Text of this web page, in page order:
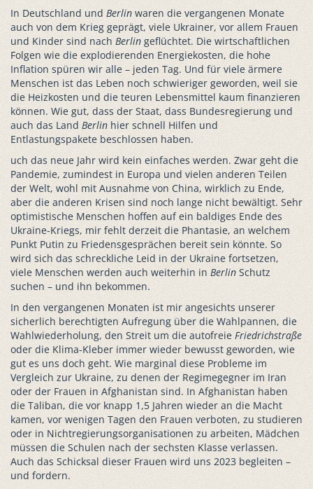
In Deutschland und Berlin waren die vergangenen Monate
auch von dem Krieg geprägt, viele Ukrainer, vor allem Frauen
und Kinder sind nach Berlin geflüchtet. Die wirtschaftlichen
Folgen wie die explodierenden Energiekosten, die hohe
Inflation spüren wir alle – jeden Tag. Und für viele ärmere
Menschen ist das Leben noch schwieriger geworden, weil sie
die Heizkosten und die teuren Lebensmittel kaum finanzieren
können. Wie gut, dass der Staat, dass Bundesregierung und
auch das Land Berlin hier schnell Hilfen und
Entlastungspakete beschlossen haben.
uch das neue Jahr wird kein einfaches werden. Zwar geht die
Pandemie, zumindest in Europa und vielen anderen Teilen
der Welt, wohl mit Ausnahme von China, wirklich zu Ende,
aber die anderen Krisen sind noch lange nicht bewältigt. Sehr
optimistische Menschen hoffen auf ein baldiges Ende des
Ukraine-Kriegs, mir fehlt derzeit die Phantasie, an welchem
Punkt Putin zu Friedensgesprächen bereit sein könnte. So
wird sich das schreckliche Leid in der Ukraine fortsetzen,
viele Menschen werden auch weiterhin in Berlin Schutz
suchen – und ihn bekommen.
In den vergangenen Monaten ist mir angesichts unserer
sicherlich berechtigten Aufregung über die Wahlpannen, die
Wahlwiederholung, den Streit um die autofreie Friedrichstraße
oder die Klima-Kleber immer wieder bewusst geworden, wie
gut es uns doch geht. Wie marginal diese Probleme im
Vergleich zur Ukraine, zu denen der Regimegegner im Iran
oder der Frauen in Afghanistan sind. In Afghanistan haben
die Taliban, die vor knapp 1,5 Jahren wieder an die Macht
kamen, vor wenigen Tagen den Frauen verboten, zu studieren
oder in Nichtregierungsorganisationen zu arbeiten, Mädchen
müssen die Schulen nach der sechsten Klasse verlassen.
Auch das Schicksal dieser Frauen wird uns 2023 begleiten –
und fordern.